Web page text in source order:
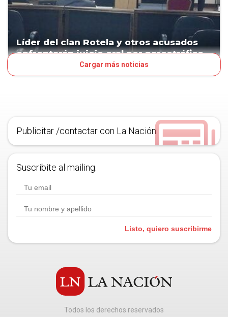
Líder del clan Rotela y otros acusados
enfrentarán juicio oral por narcotráfico
Cargar más noticias
Publicitar /contactar con La Nación
Suscribite al mailing.
Listo, quiero suscribirme
Todos los derechos reservados